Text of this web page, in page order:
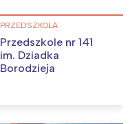
PRZEDSZKOLA
Przedszkole nr 141
im. Dziadka
Borodzieja